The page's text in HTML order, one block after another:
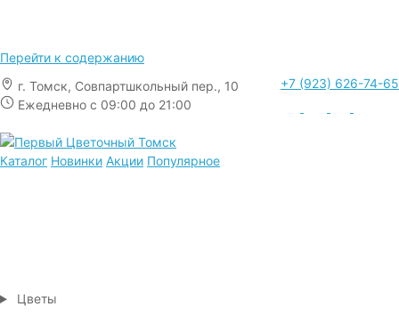
Перейти к содержанию
г. Томск, Совпартшкольный пер., 10
Ежедневно с 09:00 до 21:00
+7 (923) 626-74-65
Каталог Новинки Акции Популярное
Цветы